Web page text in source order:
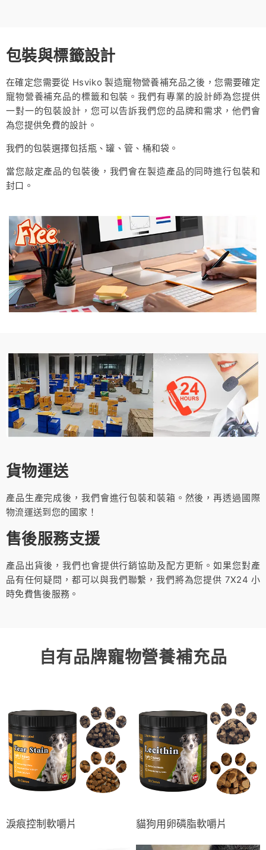
包裝與標籤設計
在確定您需要從 Hsviko 製造寵物營養補充品之後，您需要確定
寵物營養補充品的標籤和包裝。我們有專業的設計師為您提供
一對一的包裝設計，您可以告訴我們您的品牌和需求，他們會
為您提供免費的設計。
我們的包裝選擇包括瓶、罐、管、桶和袋。
當您敲定產品的包裝後，我們會在製造產品的同時進行包裝和
封口。
貨物運送
產品生產完成後，我們會進行包裝和裝箱。然後，再透過國際
物流運送到您的國家！
售後服務支援
產品出貨後，我們也會提供行銷協助及配方更新。如果您對產
品有任何疑問，都可以與我們聯繫，我們將為您提供 7X24 小
時免費售後服務。
自有品牌寵物營養補充品
淚痕控制軟嚼片 貓狗用卵磷脂軟嚼片